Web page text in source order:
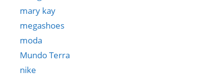
mary kay
megashoes
moda
Mundo Terra
nike